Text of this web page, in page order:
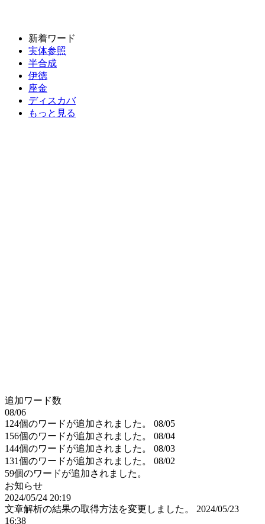
新着ワード
実体参照
半合成
伊徳
座金
ディスカバ
もっと見る
追加ワード数
08/06
124個のワードが追加されました。
08/05
156個のワードが追加されました。
08/04
144個のワードが追加されました。
08/03
131個のワードが追加されました。
08/02
59個のワードが追加されました。
お知らせ
2024/05/24 20:19
文章解析の結果の取得方法を変更しました。
2024/05/23
16:38